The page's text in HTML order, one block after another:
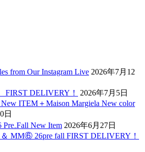
from Our Instagram Live 2026年7月12
DELIVERY！
2026年7月5日
ITEM＋Maison Margiela New color
日
New Item 2026年6月27日
＆ MM⑥ 26pre fall FIRST DELIVERY！